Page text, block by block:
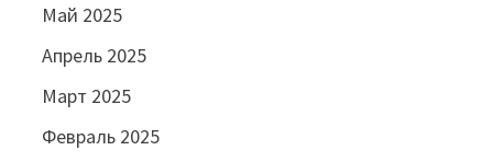
Май 2025
Апрель 2025
Март 2025
Февраль 2025